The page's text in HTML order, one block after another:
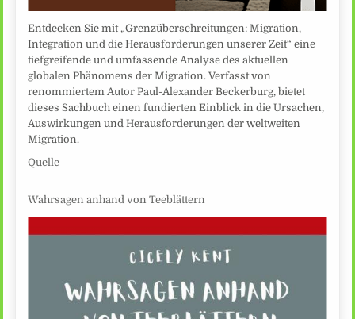
Entdecken Sie mit „Grenzüberschreitungen: Migration,
Integration und die Herausforderungen unserer Zeit“ eine
tiefgreifende und umfassende Analyse des aktuellen
globalen Phänomens der Migration. Verfasst von
renommiertem Autor Paul-Alexander Beckerburg, bietet
dieses Sachbuch einen fundierten Einblick in die Ursachen,
Auswirkungen und Herausforderungen der weltweiten
Migration.
Quelle
Wahrsagen anhand von Teeblättern